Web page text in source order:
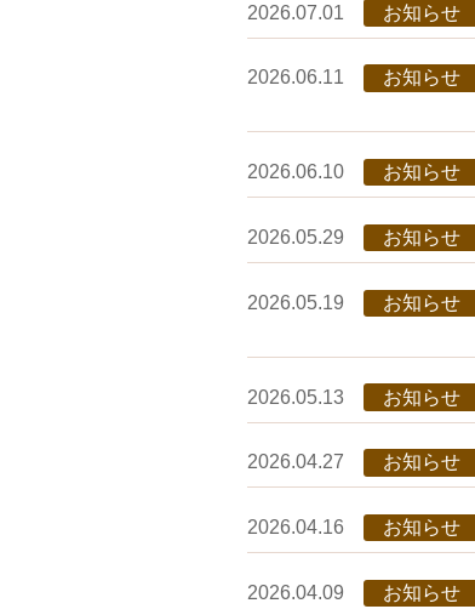
2026.07.01 お知らせ
2026.06.11 お知らせ
2026.06.10 お知らせ
2026.05.29 お知らせ
2026.05.19 お知らせ
2026.05.13 お知らせ
2026.04.27 お知らせ
2026.04.16 お知らせ
2026.04.09 お知らせ